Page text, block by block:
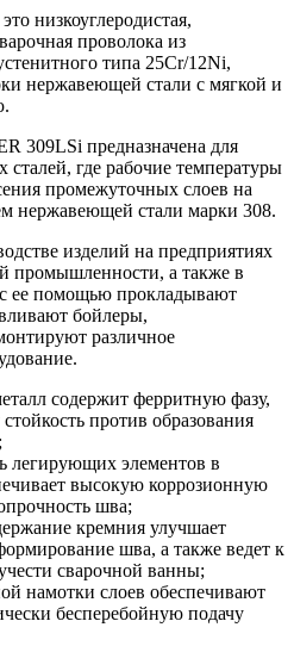
низкоуглеродистая,
проволока из
типа 25Cr/12Ni,
нержавеющей стали с мягкой и
309LSi предназначена для
где рабочие температуры
промежуточных слоев на
нержавеющей стали марки 308.
изделий на предприятиях
промышленности, а также в
ее помощью прокладывают
бойлеры,
различное
содержит ферритную фазу,
против образования
легирующих элементов в
высокую коррозионную
шва;
кремния улучшает
шва, а также ведет к
сварочной ванны;
намотки слоев обеспечивают
бесперебойную подачу